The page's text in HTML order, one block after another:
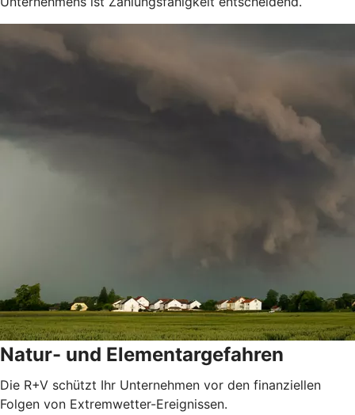
Natur- und Elementargefahren
Die R+V schützt Ihr Unternehmen vor den finanziellen
Folgen von Extremwetter-Ereignissen.